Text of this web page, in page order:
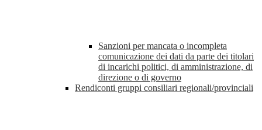
Sanzioni per mancata o incompleta
comunicazione dei dati da parte dei titolari
di incarichi politici, di amministrazione, di
direzione o di governo
Rendiconti gruppi consiliari regionali/provinciali